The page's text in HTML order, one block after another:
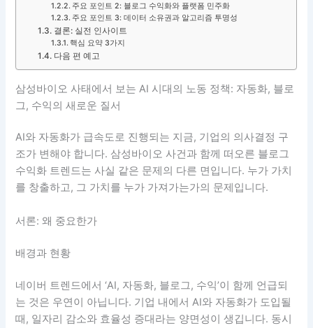
주요 포인트 2: 블로그 수익화와 플랫폼 민주화
주요 포인트 3: 데이터 소유권과 알고리즘 투명성
결론: 실전 인사이트
핵심 요약 3가지
다음 편 예고
삼성바이오 사태에서 보는 AI 시대의 노동 정책: 자동화, 블로
그, 수익의 새로운 질서
AI와 자동화가 급속도로 진행되는 지금, 기업의 의사결정 구
조가 변해야 합니다. 삼성바이오 사건과 함께 떠오른 블로그
수익화 트렌드는 사실 같은 문제의 다른 면입니다. 누가 가치
를 창출하고, 그 가치를 누가 가져가는가의 문제입니다.
서론: 왜 중요한가
배경과 현황
네이버 트렌드에서 ‘AI, 자동화, 블로그, 수익’이 함께 언급되
는 것은 우연이 아닙니다. 기업 내에서 AI와 자동화가 도입될
때, 일자리 감소와 효율성 증대라는 양면성이 생깁니다. 동시